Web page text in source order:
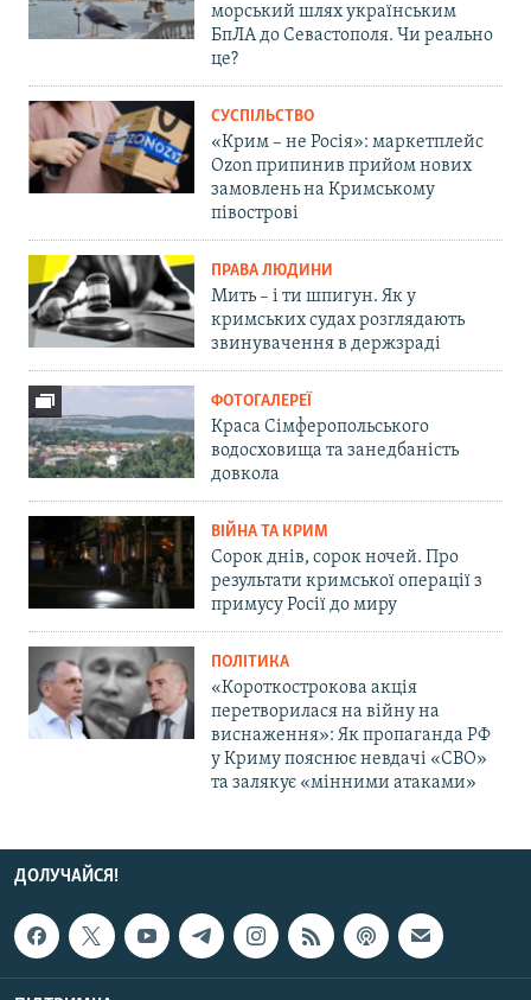
морський шлях українським
БпЛА до Севастополя. Чи реально
це?
СУСПІЛЬСТВО
«Крим – не Росія»: маркетплейс
Ozon припинив прийом нових
замовлень на Кримському
півострові
ПРАВА ЛЮДИНИ
Мить – і ти шпигун. Як у
кримських судах розглядають
звинувачення в держзраді
ФОТОГАЛЕРЕЇ
Краса Сімферопольського
водосховища та занедбаність
довкола
ВІЙНА ТА КРИМ
Сорок днів, сорок ночей. Про
результати кримської операції з
примусу Росії до миру
ПОЛІТИКА
«Короткострокова акція
перетворилася на війну на
виснаження»: Як пропаганда РФ
у Криму пояснює невдачі «СВО»
та залякує «мінними атаками»
ДОЛУЧАЙСЯ!